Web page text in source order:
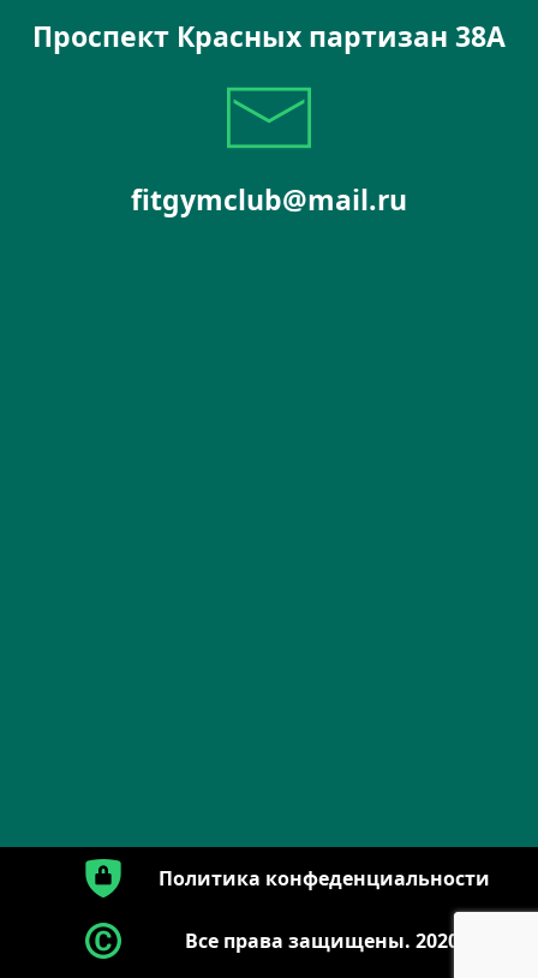
Проспект Красных партизан 38А
fitgymclub@mail.ru
Политика конфеденциальности
Все права защищены. 2020.